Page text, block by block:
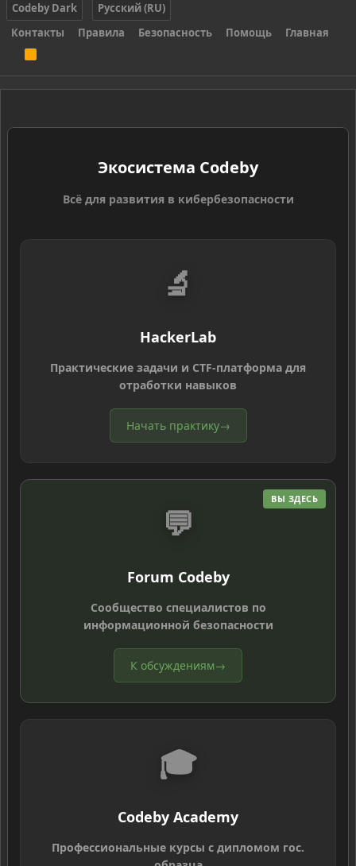
Codeby Dark
Русский (RU)
Контакты
Правила Безопасность Помощь Главная
S
Экосистема Codeby
Всё для развития в кибербезопасности
🔬
HackerLab
Практические задачи и CTF-платформа для
отработки навыков
Начать практику→
ВЫ ЗДЕСЬ
💬
Forum Codeby
Сообщество специалистов по
информационной безопасности
К обсуждениям→
🎓
Codeby Academy
Профессиональные курсы с дипломом гос.